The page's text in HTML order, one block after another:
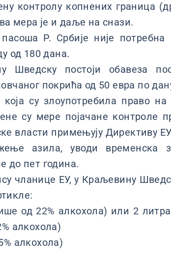
контролу копнених граница
мера је и даље на снази.
Р. Србије није
од 180 дана.
Шведску постоји обавеза
покрића од 50 евра по
која су злоупотребила право
су мере појачане контроле
власти примењују Директиву
азила, уводи временска
до пет година.
чланице ЕУ, у Краљевину
од 22% алкохола) или 2
алкохола)
алкохола)